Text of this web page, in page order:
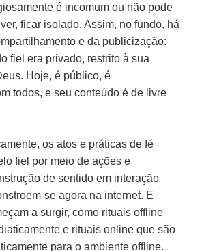
é incomum ou não pode
ficar isolado. Assim, no fundo, há
e da publicização:
fiel era privado, restrito à sua
Hoje, é público, é
todos, e seu conteúdo é de livre
os atos e práticas de fé
fiel por meio de ações e
de sentido em interação
se agora na internet. E
a surgir, como rituais offline
e rituais online que são
para o ambiente offline.